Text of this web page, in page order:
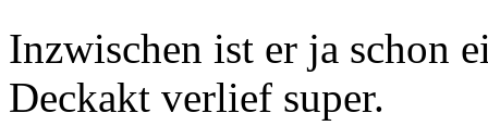
Inzwischen ist er ja schon
Deckakt verlief super.